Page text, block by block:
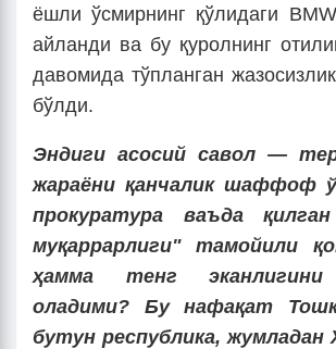
ёшли ўсмирнинг қўлидаги
айланди ва бу қуролнинг
давомида тўпланган
бўлди.
Эндиги асосий савол —
жараёни қанчалик шаффоф
прокуратура ваъда
муқаррарлиги" тамойили
ҳамма тенг эканлигини
оладими? Бу нафақат
бутун республика, жумладан